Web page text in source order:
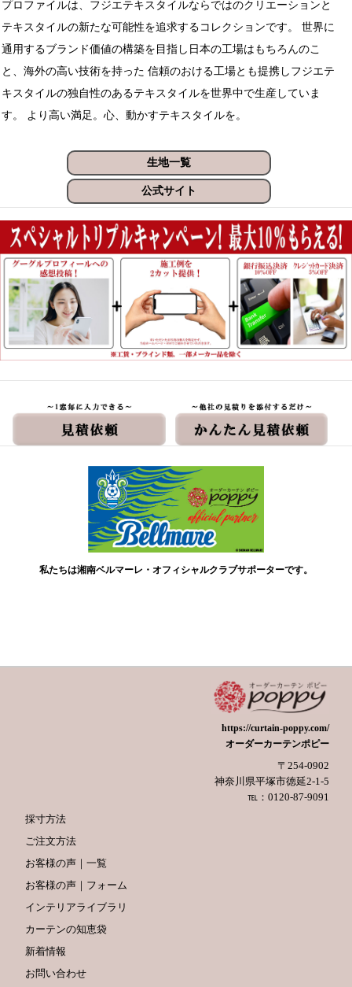
プロファイルは、フジエテキスタイルならではのクリエーションと
テキスタイルの新たな可能性を追求するコレクションです。 世界に
通用するブランド価値の構築を目指し日本の工場はもちろんのこ
と、海外の高い技術を持った 信頼のおける工場とも提携しフジエテ
キスタイルの独自性のあるテキスタイルを世界中で生産していま
す。 より高い満足。心、動かすテキスタイルを。
生地一覧
公式サイト
私たちは湘南ベルマーレ・オフィシャルクラブサポーターです。
https://curtain-poppy.com/
オーダーカーテンポピー
〒254-0902
神奈川県平塚市徳延2-1-5
℡：0120-87-9091
採寸方法
ご注文方法
お客様の声｜一覧
お客様の声｜フォーム
インテリアライブラリ
カーテンの知恵袋
新着情報
お問い合わせ